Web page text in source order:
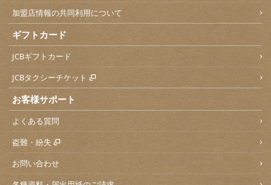
加盟店情報の共同利用について
ギフトカード
JCBギフトカード
JCBタクシーチケット
お客様サポート
よくある質問
盗難・紛失
お問い合わせ